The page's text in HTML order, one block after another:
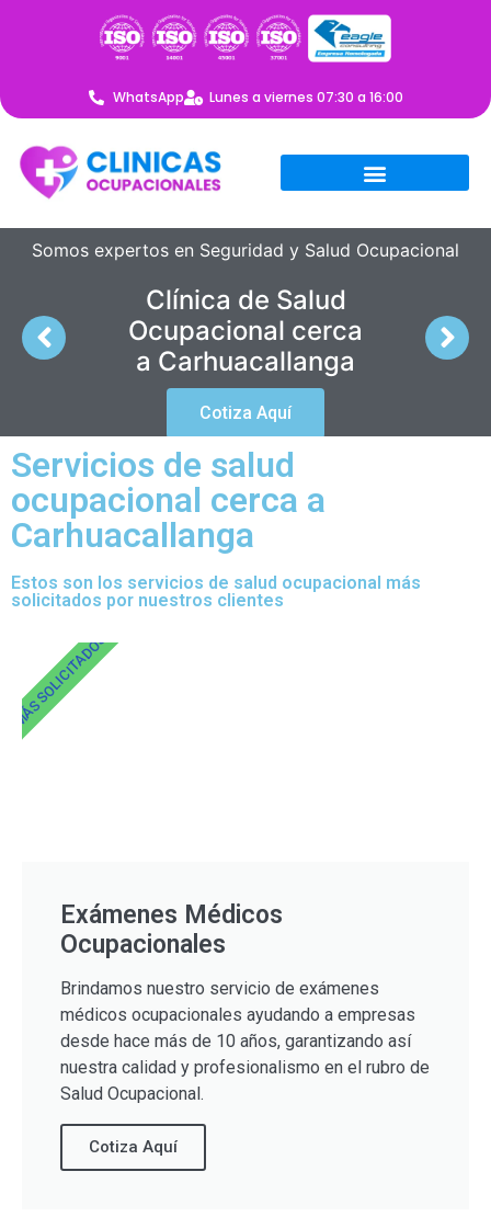
WhatsApp Lunes a viernes 07:30 a 16:00
Somos expertos en Seguridad y Salud Ocupacional
Clínica de Salud
Ocupacional cerca
a Carhuacallanga
Cotiza Aquí
Servicios de salud
ocupacional cerca a
Carhuacallanga
Estos son los servicios de salud ocupacional más
solicitados por nuestros clientes
Exámenes Médicos
Ocupacionales
Brindamos nuestro servicio de exámenes
médicos ocupacionales ayudando a empresas
desde hace más de 10 años, garantizando así
nuestra calidad y profesionalismo en el rubro de
Salud Ocupacional.
Cotiza Aquí
MÁS SOLICITADOS